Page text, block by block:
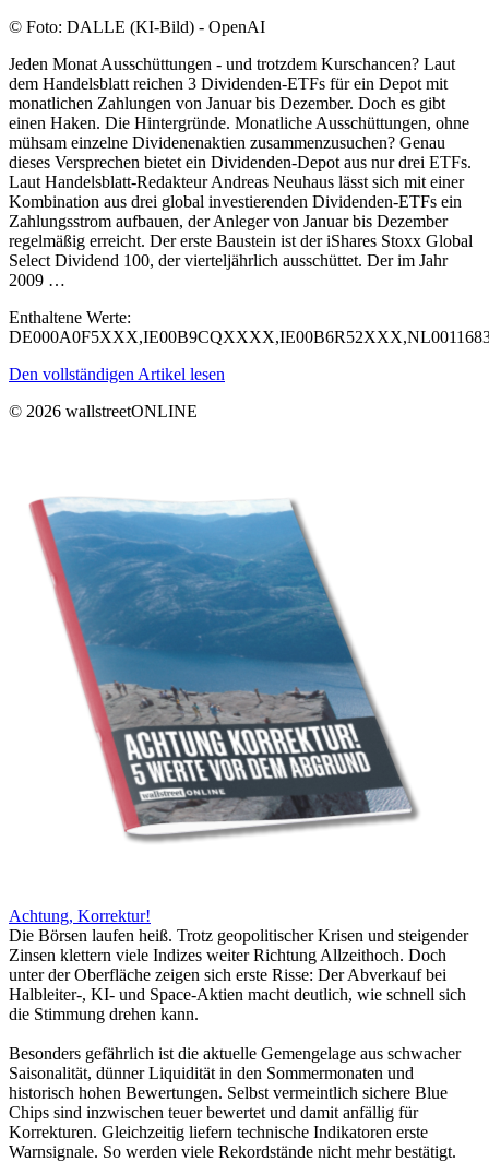
© Foto: DALLE (KI-Bild) - OpenAI
Jeden Monat Ausschüttungen - und trotzdem Kurschancen? Laut
dem Handelsblatt reichen 3 Dividenden-ETFs für ein Depot mit
monatlichen Zahlungen von Januar bis Dezember. Doch es gibt
einen Haken. Die Hintergründe. Monatliche Ausschüttungen, ohne
mühsam einzelne Dividenenaktien zusammenzusuchen? Genau
dieses Versprechen bietet ein Dividenden-Depot aus nur drei ETFs.
Laut Handelsblatt-Redakteur Andreas Neuhaus lässt sich mit einer
Kombination aus drei global investierenden Dividenden-ETFs ein
Zahlungsstrom aufbauen, der Anleger von Januar bis Dezember
regelmäßig erreicht. Der erste Baustein ist der iShares Stoxx Global
Select Dividend 100, der vierteljährlich ausschüttet. Der im Jahr
2009 …
Enthaltene Werte:
Den vollständigen Artikel lesen
© 2026 wallstreetONLINE
Achtung, Korrektur!
Die Börsen laufen heiß. Trotz geopolitischer Krisen und steigender
Zinsen klettern viele Indizes weiter Richtung Allzeithoch. Doch
unter der Oberfläche zeigen sich erste Risse: Der Abverkauf bei
Halbleiter-, KI- und Space-Aktien macht deutlich, wie schnell sich
die Stimmung drehen kann.
Besonders gefährlich ist die aktuelle Gemengelage aus schwacher
Saisonalität, dünner Liquidität in den Sommermonaten und
historisch hohen Bewertungen. Selbst vermeintlich sichere Blue
Chips sind inzwischen teuer bewertet und damit anfällig für
Korrekturen. Gleichzeitig liefern technische Indikatoren erste
Warnsignale. So werden viele Rekordstände nicht mehr bestätigt.